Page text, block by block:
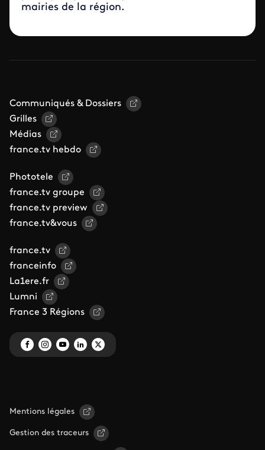
mairies de la région.
Communiqués & Dossiers
Grilles
Médias
france.tv hebdo
Phototele
france.tv groupe
france.tv preview
france.tv&vous
france.tv
franceinfo
La1ere.fr
Lumni
France 3 Régions
Mentions légales
Gestion des traceurs